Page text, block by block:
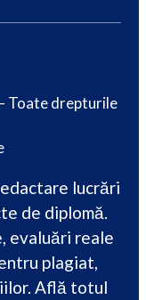
Toate drepturile
lucrări
de diplomă.
evaluări reale
plagiat,
Află totul